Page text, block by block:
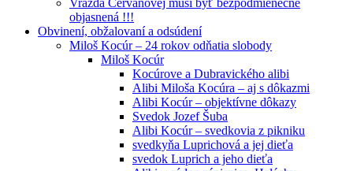
objasnená !!!
Obvinení, obžalovaní a odsúdení
Miloš Kocúr – 24 rokov odňatia slobody
Miloš Kocúr
Kocúrove a Dubravického alibi
Alibi Miloša Kocúra – aj s dôkazmi
Alibi Kocúr – objektívne dôkazy
Svedok Jozef Šuba
Alibi Kocúr – svedkovia z pikniku
svedkyňa Luprichová a jej dieťa
svedok Luprich a jeho dieťa